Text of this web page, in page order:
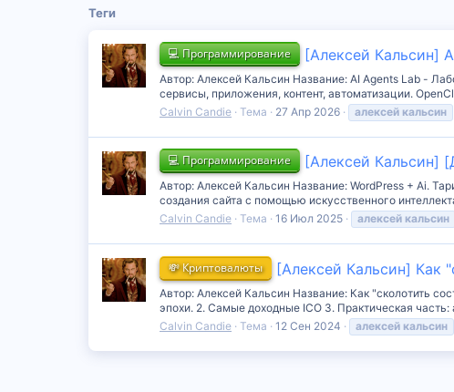
Теги
💻 Программирование [Алексей Кальсин]
Автор: Алексей Кальсин Название: AI Agents Lab -
сервисы, приложения, контент, автоматизации.
Calvin Candie Тема 27 Апр 2026 алексей кальсин
💻 Программирование [Алексей Кальсин]
Автор: Алексей Кальсин Название: WordPress + Ai.
создания сайта c помощью искусственного
Calvin Candie Тема 16 Июл 2025 алексей кальсин
💸 Криптовалюты [Алексей Кальсин] Как
Автор: Алексей Кальсин Название: Как "сколотить
эпохи. 2. Самые доходные ICO 3. Практическая
Calvin Candie Тема 12 Сен 2024 алексей кальсин